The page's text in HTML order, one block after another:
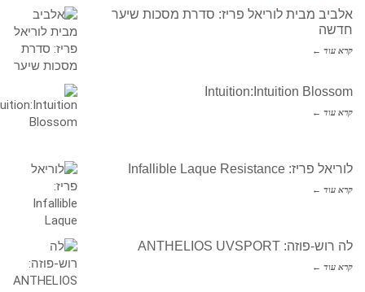
אלביב מבית לוריאל פריז: סדרת מסכות שיער
חדשה
קרא עוד ←
Intuition:Intuition Blossom
קרא עוד ←
לוריאל פריז: Infallible Laque Resistance
קרא עוד ←
לה רוש-פוזה: ANTHELIOS UVSPORT
קרא עוד ←